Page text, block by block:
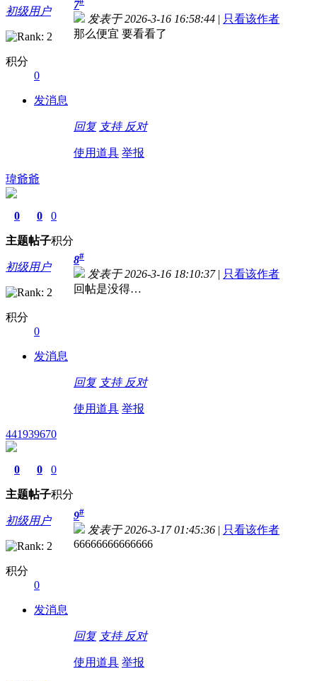
初级用户
积分
0
发消息
7
发表于 2026-3-16 16:58:44 | 只看该作者
那么便宜 要看看了
回复 支持 反对
使用道具 举报
瑋爺爺
0
主题
0
帖子
0
积分
初级用户
积分
0
发消息
8#
发表于 2026-3-16 18:10:37 | 只看该作者
回帖是没得…
回复 支持 反对
使用道具 举报
441939670
0
主题
0
帖子
0
积分
初级用户
积分
0
发消息
9#
发表于 2026-3-17 01:45:36 | 只看该作者
66666666666666
回复 支持 反对
使用道具 举报